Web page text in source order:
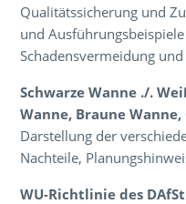
Qualitätssicherung und
und
Schadensvermeidung
Schwarze Wanne ./.
Wanne, Braune Wanne,
Darstellung der
Nachteile,
WU-Richtlinie des